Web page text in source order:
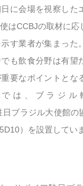
に会場を視察した
はCCBJの取材に応
す業者が集まった
も飲食分野は有望
要なポイントとな
では、ブラジ
日ブラジル大使館
）を設置してい